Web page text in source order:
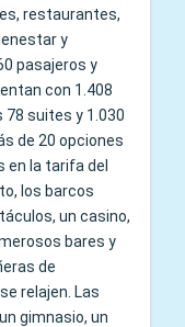
restaurantes,
y
pasajeros y
con 1.408
suites y 1.030
de 20 opciones
en la tarifa del
los barcos
un casino,
bares y
de
relajen. Las
gimnasio, un